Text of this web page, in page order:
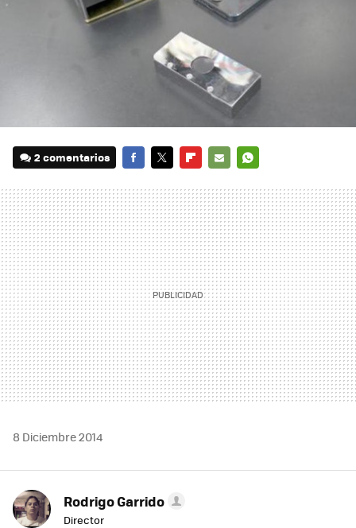
2 comentarios
MAIL
8 Diciembre 2014
Rodrigo Garrido
Director